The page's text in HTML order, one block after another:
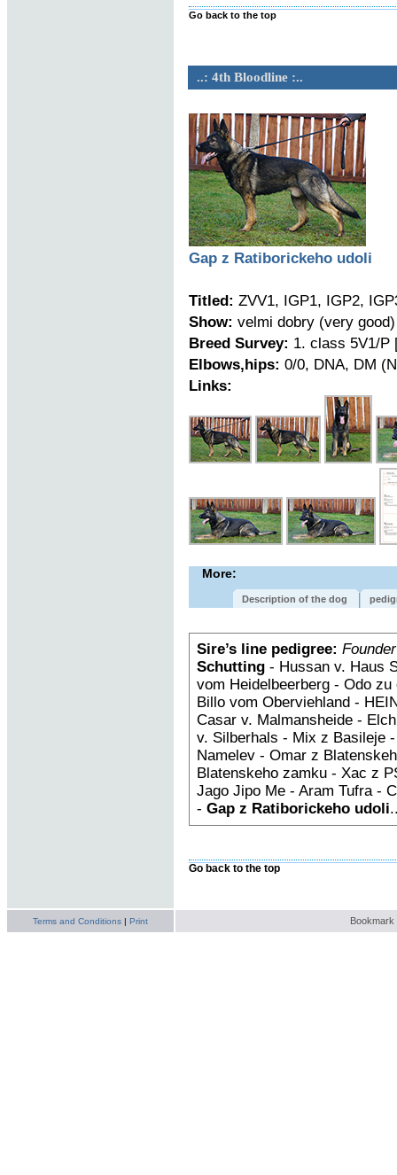
Go back to the top
..: 4th Bloodline :..
Gap z Ratiborickeho udoli
Titled: ZVV1, IGP1, IGP2,
Show: velmi dobry (very good)
Breed Survey: 1. class 5V1/P
Elbows,hips: 0/0, DNA, DM
Links:
More:
Description of the dog
Sire’s line pedigree: Founder
Schutting - Hussan v. Haus
vom Heidelbeerberg - Odo zu
Billo vom Oberviehland -
Casar v. Malmansheide -
v. Silberhals - Mix z Basileje
Namelev - Omar z
Blatenskeho zamku - Xac z
Jago Jipo Me - Aram Tufra -
- Gap z Ratiborickeho udoli
Go back to the top
Terms and Conditions | Print Bookmark